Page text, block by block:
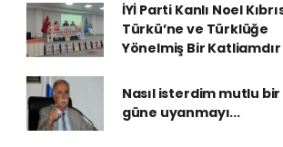
İYİ Parti Kanlı Noel
Türkü’ne ve Türklüğe
Yönelmiş Bir Katliamdır
Nasıl isterdim mutlu bir
güne uyanmayı...